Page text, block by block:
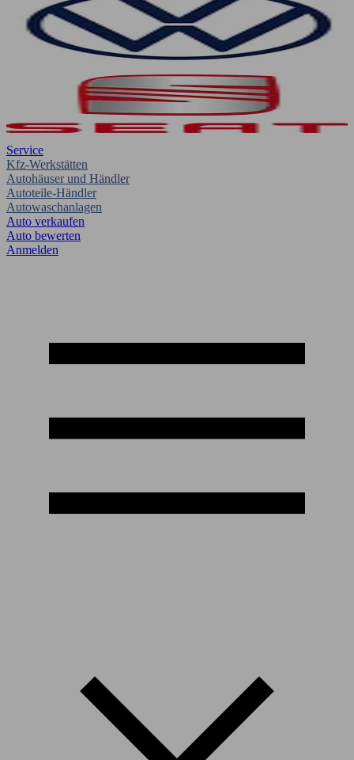
Service
Kfz-Werkstätten
Autohäuser und Händler
Autoteile-Händler
Autowaschanlagen
Auto verkaufen
Auto bewerten
Anmelden